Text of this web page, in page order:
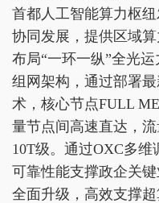
首都人工智能算力枢
协同发展，提供区域
布局“一环一纵”全光
组网架构，通过部署
术，核心节点FULL
量节点间高速直达，
10T级。通过OXC多
可靠性能支撑政企关
全面升级，高效支撑